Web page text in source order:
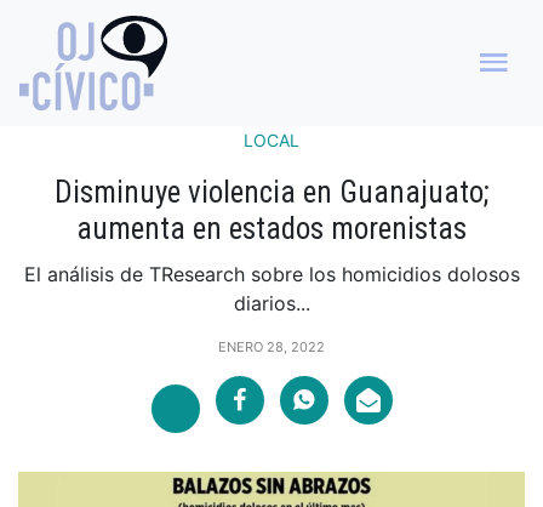
LOCAL
Disminuye violencia en Guanajuato;
aumenta en estados morenistas
El análisis de TResearch sobre los homicidios dolosos
diarios...
ENERO 28, 2022